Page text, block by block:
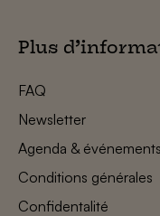
Plus
FAQ
Newsletter
Agenda & événements
Conditions générales
Confidentalité